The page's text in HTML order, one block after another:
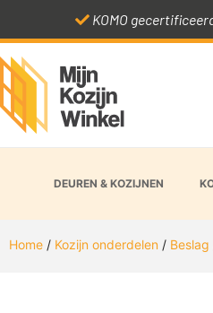
KOMO gecertificeerd
DEUREN & KOZIJNEN
Home / Kozijn onderdelen / Beslag